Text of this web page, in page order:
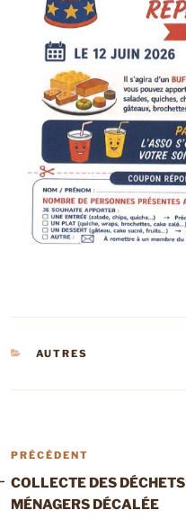
CATÉGORIES
AUTRES
Navigation
de
l’article
Article
précédent
PRÉCÉDENT
COLLECTE DES DÉCHETS
MÉNAGERS DÉCALÉE